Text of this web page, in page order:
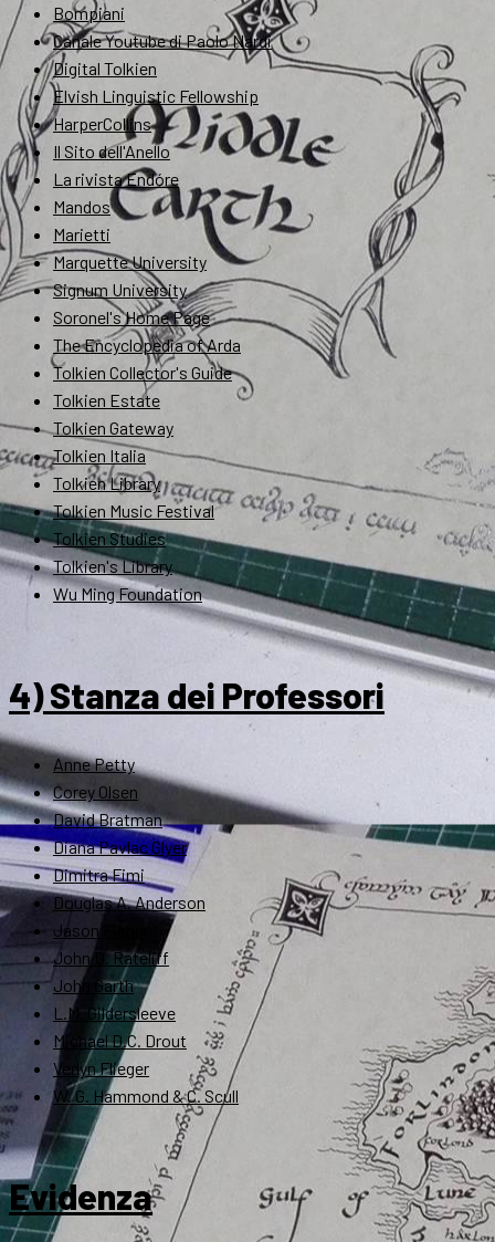
Bompiani
Canale Youtube di Paolo Nardi
Digital Tolkien
Elvish Linguistic Fellowship
HarperCollins
Il Sito dell'Anello
La rivista Endóre
Mandos
Marietti
Marquette University
Signum University
Soronel's Home Page
The Encyclopedia of Arda
Tolkien Collector's Guide
Tolkien Estate
Tolkien Gateway
Tolkien Italia
Tolkien Library
Tolkien Music Festival
Tolkien Studies
Tolkien's Library
Wu Ming Foundation
4) Stanza dei Professori
Anne Petty
Corey Olsen
David Bratman
Diana Pavlac Glyer
Dimitra Fimi
Douglas A. Anderson
Jason Fisher
John D. Rateliff
John Garth
L.M. Gildersleeve
Michael D.C. Drout
Verlyn Flieger
W. G. Hammond & C. Scull
Evidenza